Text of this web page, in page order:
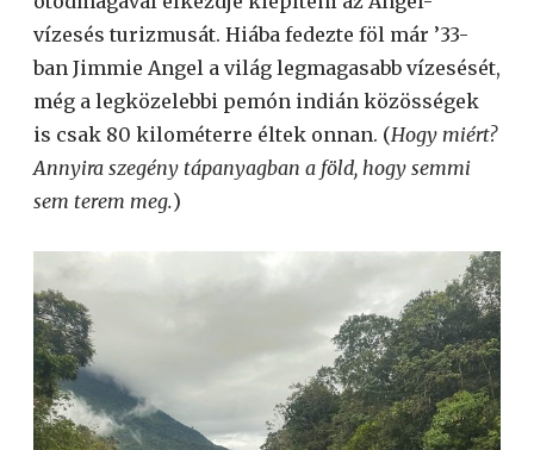
vízesés turizmusát. Hiába fedezte föl már ’33-
ban Jimmie Angel a világ legmagasabb vízesését,
még a legközelebbi pemón indián közösségek
is csak 80 kilométerre éltek onnan. (Hogy miért?
Annyira szegény tápanyagban a föld, hogy semmi
sem terem meg.)